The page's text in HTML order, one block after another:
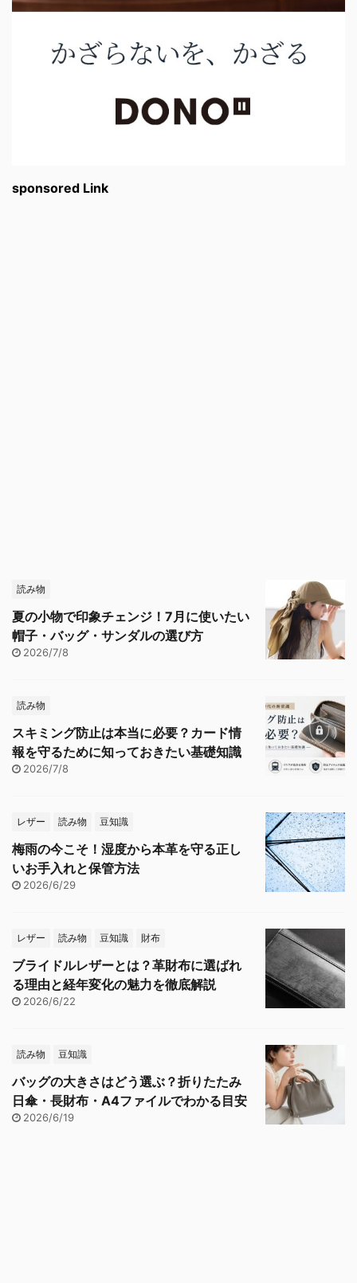
sponsored Link
読み物
夏の小物で印象チェンジ！7月に使いたい
帽子・バッグ・サンダルの選び方
2026/7/8
読み物
スキミング防止は本当に必要？カード情
報を守るために知っておきたい基礎知識
2026/7/8
レザー 読み物 豆知識
梅雨の今こそ！湿度から本革を守る正し
いお手入れと保管方法
2026/6/29
レザー 読み物 豆知識 財布
ブライドルレザーとは？革財布に選ばれ
る理由と経年変化の魅力を徹底解説
2026/6/22
読み物 豆知識
バッグの大きさはどう選ぶ？折りたたみ
日傘・長財布・A4ファイルでわかる目安
2026/6/19